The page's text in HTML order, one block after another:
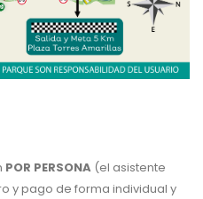
POR PERSONA (el asistente
y pago de forma individual y